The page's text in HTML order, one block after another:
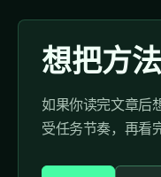
想把方
如果你读完文章后
受任务节奏，再看